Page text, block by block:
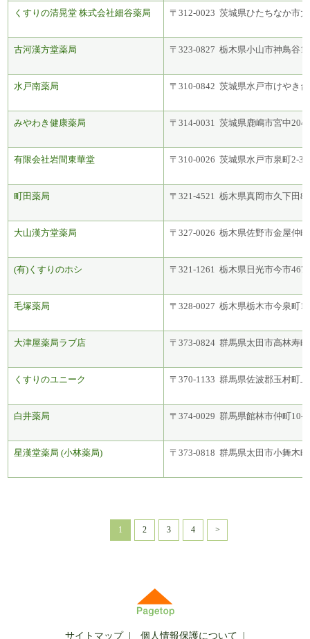
くすりの清晃堂 株式会社細谷薬局 〒312-0023 茨城県ひたちなか市
古河漢方堂薬局 〒323-0827 栃木県小山市神鳥谷
水戸南薬局 〒310-0842 茨城県水戸市けやき
みやわき健康薬局 〒314-0031 茨城県鹿嶋市宮中
有限会社岩間東華堂 〒310-0026 茨城県水戸市泉町2-3-
町田薬局 〒321-4521 栃木県真岡市久下田
大山漢方堂薬局 〒327-0026 栃木県佐野市金屋仲
(有)くすりのホシ 〒321-1261 栃木県日光市今市
毛塚薬局 〒328-0027 栃木県栃木市今泉町1-
大津屋薬局ラブ店 〒373-0824 群馬県太田市高林寿
くすりのユニーク 〒370-1133 群馬県佐波郡玉村町
白井薬局 〒374-0029 群馬県館林市仲町10-7
星漢堂薬局 (小林薬局) 〒373-0818 群馬県太田市小舞木
1 2 3 4 >
サイトマップ 個人情報保護について